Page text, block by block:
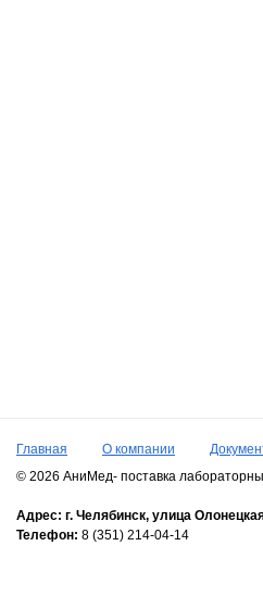
Главная О компании
© 2026 АниМед- поставка
Адрес: г. Челябинск, улица
Телефон: 8 (351) 214-04-14